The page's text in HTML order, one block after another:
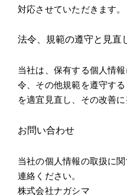
対応させていただきます。
法令、規範の遵守と見直
当社は、保有する個人情
令、その他規範を遵守す
を適宜見直し、その改善に
お問い合わせ
当社の個人情報の取扱に
連絡ください。
株式会社ナガシマ